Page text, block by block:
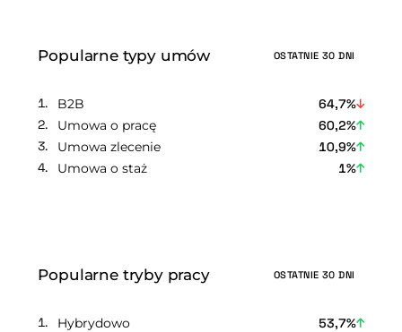
Popularne typy umów OSTATNIE 30 DNI
B2B
64,7%
Umowa o pracę
60,2%
Umowa zlecenie
10,9%
Umowa o staż
1%
Popularne tryby pracy OSTATNIE 30 DNI
Hybrydowo
53,7%